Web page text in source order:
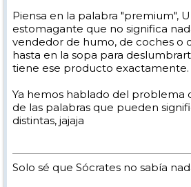
Piensa en la palabra "premium",
estomagante que no significa
vendedor de humo, de coches o
hasta en la sopa para
tiene ese producto exactamente.
Ya hemos hablado del problema
de las palabras que pueden
distintas, jajaja
Solo sé que Sócrates no sabía